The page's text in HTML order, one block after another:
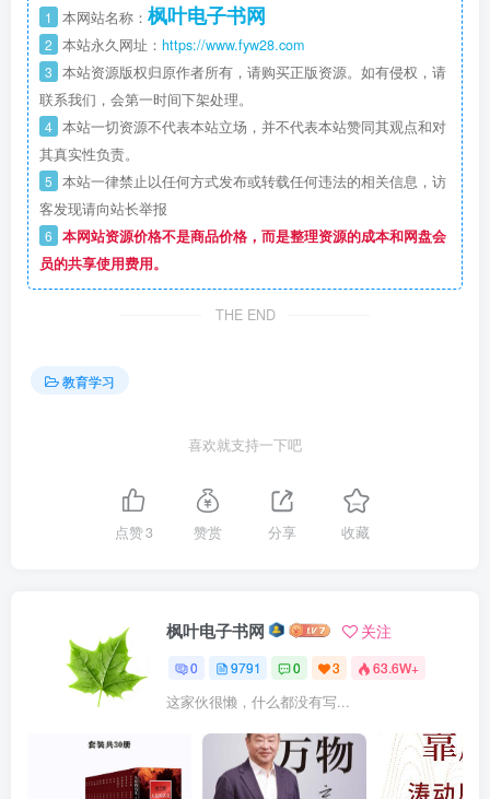
1 本网站名称： 枫叶电子书网
2 本站永久网址： https://www.fyw28.com
3 本站资源版权归原作者所有，请购买正版资源。如有侵权，请
联系我们，会第一时间下架处理。
4 本站一切资源不代表本站立场，并不代表本站赞同其观点和对
其真实性负责。
5 本站一律禁止以任何方式发布或转载任何违法的相关信息，访
客发现请向站长举报
6 本网站资源价格不是商品价格，而是整理资源的成本和网盘会
员的共享使用费用。
THE END
教育学习
喜欢就支持一下吧
点赞3 赞赏 分享 收藏
枫叶电子书网 关注
0 9791 0 3 63.6W+
这家伙很懒，什么都没有写...